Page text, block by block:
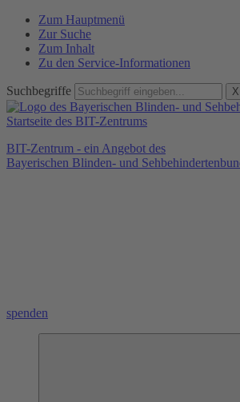
Zum Hauptmenü
Zur Suche
Zum Inhalt
Zu den Service-Informationen
Suchbegriffe X
BIT-Zentrum - ein Angebot des
Bayerischen Blinden- und
spenden